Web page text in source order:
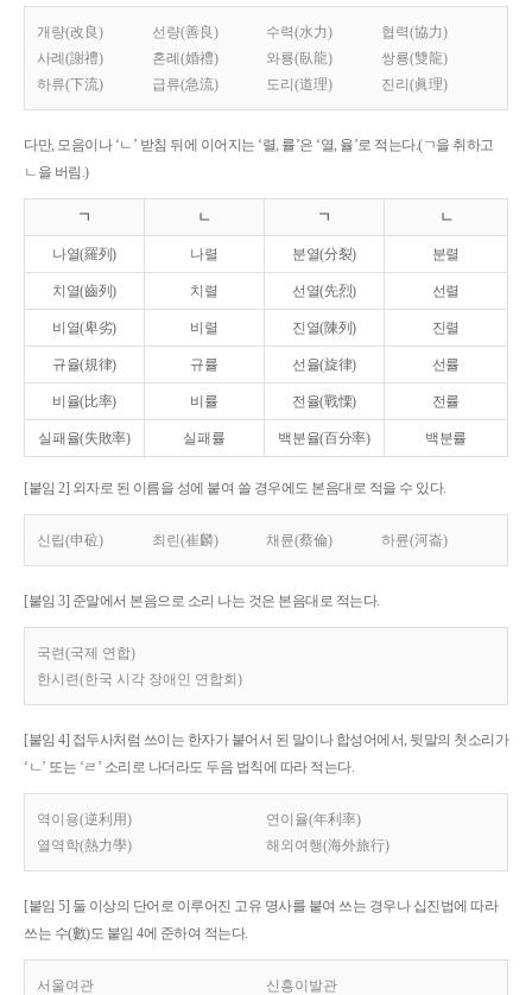
개량(改良) 선량(善良) 수력(水力)
협력(協力)
사례(謝禮)
혼례(婚禮) 와룡(臥龍)
쌍룡(雙龍)
하류(下流)
급류(急流) 도리(道理) 진리(眞理)
다만, 모음이나 ‘ㄴ’ 받침 뒤에 이어지는 ‘렬, 률’은 ‘열, 율’로 적는다.(ㄱ을 취하고
ㄴ을 버림.)
ㄱ ㄴ ㄱ ㄴ
나열(羅列) 나렬 분열(分裂) 분렬
치열(齒列) 치렬 선열(先烈) 선렬
비열(卑劣) 비렬 진열(陳列) 진렬
규율(規律) 규률 선율(旋律) 선률
비율(比率) 비률 전율(戰慄) 전률
실패율(失敗率) 실패률 백분율(百分率) 백분률
[붙임 2] 외자로 된 이름을 성에 붙여 쓸 경우에도 본음대로 적을 수 있다.
신립(申砬) 최린(崔麟) 채륜(蔡倫) 하륜(河崙)
[붙임 3] 준말에서 본음으로 소리 나는 것은 본음대로 적는다.
국련(국제 연합)
한시련(한국 시각 장애인 연합회)
[붙임 4] 접두사처럼 쓰이는 한자가 붙어서 된 말이나 합성어에서, 뒷말의 첫소리가
‘ㄴ’ 또는 ‘ㄹ’ 소리로 나더라도 두음 법칙에 따라 적는다.
역이용(逆利用)
연이율(年利率)
열역학(熱力學)
해외여행(海外旅行)
[붙임 5] 둘 이상의 단어로 이루어진 고유 명사를 붙여 쓰는 경우나 십진법에 따라
쓰는 수(數)도 붙임 4에 준하여 적는다.
서울여관 신흥이발관